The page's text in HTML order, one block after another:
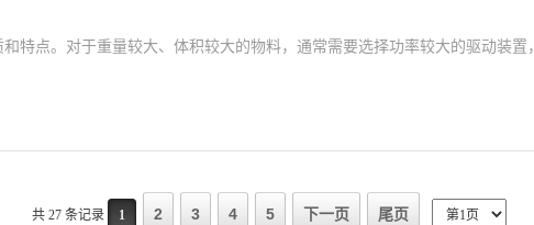
点。对于重量较大、体积较大的物料，通常需要选择功率较大的驱动装置
共 27 条记录 1 2 3 4 5 下一页 尾页